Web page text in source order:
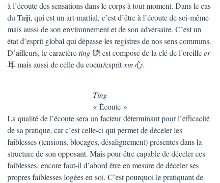
à l’écoute des sensations dans le corps à tout moment. Dans le cas
du Taiji, qui est un art-martial, c’est d’être à l’écoute de soi-même
mais aussi de son environnement et de son adversaire. C’est un
état d’esprit global qui dépasse les registres de nos sens communs.
D’ailleurs, le caractèreting聽 est composé de la clé de l’oreilleer
耳 mais aussi de celle du coeur/espritxin心.
Ting
« Écoute »
La qualité de l’écoute sera un facteur déterminant pour l’efficacité
de sa pratique, car c’est celle-ci qui permet de déceler les
faiblesses (tensions, blocages, désalignement) présentes dans la
structure de son opposant. Mais pour être capable de déceler ces
faiblesses, encore faut-il d’abord être en mesure de déceler ses
propres faiblesses logées en soi. C’est pourquoi le pratiquant de